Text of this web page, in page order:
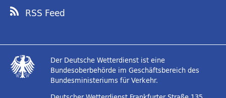
RSS Feed
Der Deutsche Wetterdienst ist eine
Bundesoberbehörde im Geschäftsbereich des
Bundesministeriums für Verkehr.